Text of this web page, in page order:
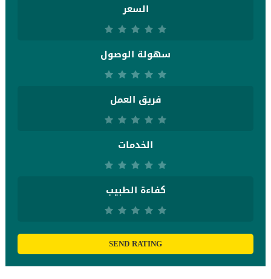
السعر
سهولة الوصول
فريق العمل
الخدمات
كفاءة الطبيب
SEND RATING